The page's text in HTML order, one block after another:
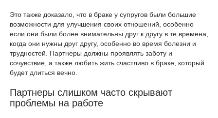
Это также доказало, что в браке у супругов были большие
возможности для улучшения своих отношений, особенно
если они были более внимательны друг к другу в те времена,
когда они нужны друг другу, особенно во время болезни и
трудностей. Партнеры должны проявлять заботу и
сочувствие, а также любить жить счастливо в браке, который
будет длиться вечно.
Партнеры слишком часто скрывают
проблемы на работе